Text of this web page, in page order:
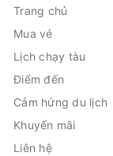
Trang chủ
Mua vé
Lịch chạy tàu
Điểm đến
Cảm hứng du lịch
Khuyến mãi
Liên hệ